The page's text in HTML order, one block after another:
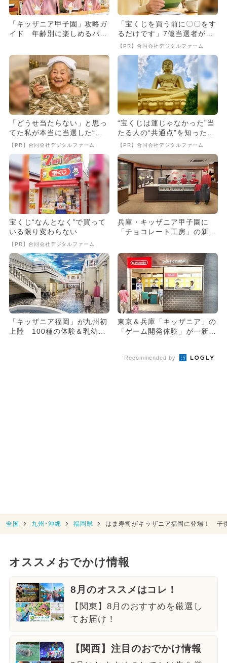
「キッザニア甲子園」攻略ガ
イド 年齢別に楽しめるパビ
「宝くじを買う前に〇〇をす
るだけです」7億当選者が続
出
【PR】合同会社デジタルファーム
「どうせ当たらない」と思っ
てた私が本当に当選した“買
い方”がこれ
【PR】合同会社デジタルファーム
“宝くじは運じゃなかった”当
たる人の“共通点”を知っただ
け
【PR】合同会社デジタルファーム
宝くじ“なんとなく”で買って
いる限り変わらない
【PR】合同会社デジタルファーム
兵庫・キッザニア甲子園に
「チョコレート工房」の新パ
「キッザニア福岡」が九州初
上陸 100種の体験＆乳幼児
東京＆兵庫「キッザニア」の
「ゲーム開発体験」が一新
Recommended by
全国 九州･沖縄 福岡県 はま寿司がキッザニア福岡に登場！ 子
オススメおでかけ情報
8月のオススメはコレ！
【関東】8月のおすすめを厳選し
てお届け！
【関西】注目のおでかけ情報